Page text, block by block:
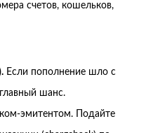
счетов, кошельков,
Если пополнение шло с
шанс.
эмитентом. Подайте